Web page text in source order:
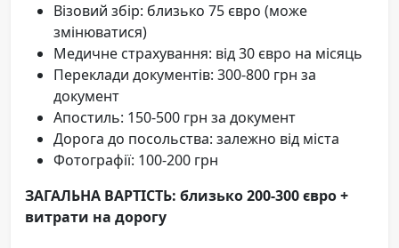
Візовий збір: близько 75 євро (може
змінюватися)
Медичне страхування: від 30 євро на місяць
Переклади документів: 300-800 грн за
документ
Апостиль: 150-500 грн за документ
Дорога до посольства: залежно від міста
Фотографії: 100-200 грн
ЗАГАЛЬНА ВАРТІСТЬ: близько 200-300 євро +
витрати на дорогу